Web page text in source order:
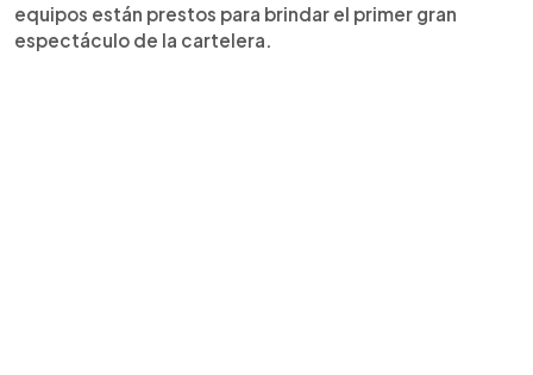
equipos están prestos para brindar el primer gran
espectáculo de la cartelera.